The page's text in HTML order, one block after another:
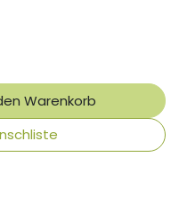
Warenkorb